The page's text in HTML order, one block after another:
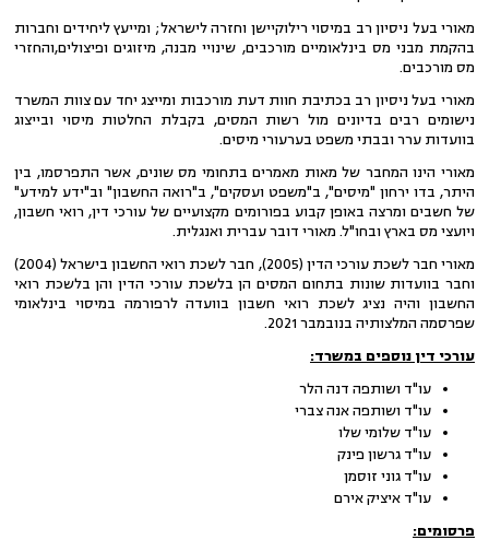
מאורי בעל ניסיון רב במיסוי רילוקיישן וחזרה לישראל; ומייעץ ליחידים וחברות
בהקמת מבני מס בינלאומיים מורכבים, שינויי מבנה, מיזוגים ופיצולים,והחזרי
מס מורכבים.
מאורי בעל ניסיון רב בכתיבת חוות דעת מורכבות ומייצג יחד עם צוות המשרד
נישומים רבים בדיונים מול רשות המסים, בקבלת החלטות מיסוי ובייצוג
בוועדות ערר ובבתי משפט בערעורי מיסים.
​מאורי הינו המחבר של מאות מאמרים בתחומי מס שונים, אשר התפרסמו, בין
היתר, בדו ירחון "מיסים", ב"משפט ועסקים", ב"רואה החשבון" וב"ידע למידע"
של חשבים ומרצה באופן קבוע בפורומים מקצועיים של עורכי דין, רואי חשבון,
ויועצי מס בארץ ובחו"ל. מאורי דובר עברית ואנגלית.
מאורי חבר לשכת עורכי הדין (2005), חבר לשכת רואי החשבון בישראל (2004)
וחבר בוועדות שונות בתחום המסים הן בלשכת עורכי הדין והן בלשכת רואי
החשבון והיה נציג לשכת רואי חשבון בוועדה לרפורמה במיסוי בינלאומי
שפרסמה המלצותיה בנובמבר 2021.
עורכי דין נוספים במשרד:
עו"ד ושותפה דנה הלר
עו"ד ושותפה אנה צברי
עו"ד שלומי שלו
עו"ד גרשון פינק
עו"ד גוני זוסמן
עו"ד איציק אירם
פרסומים: